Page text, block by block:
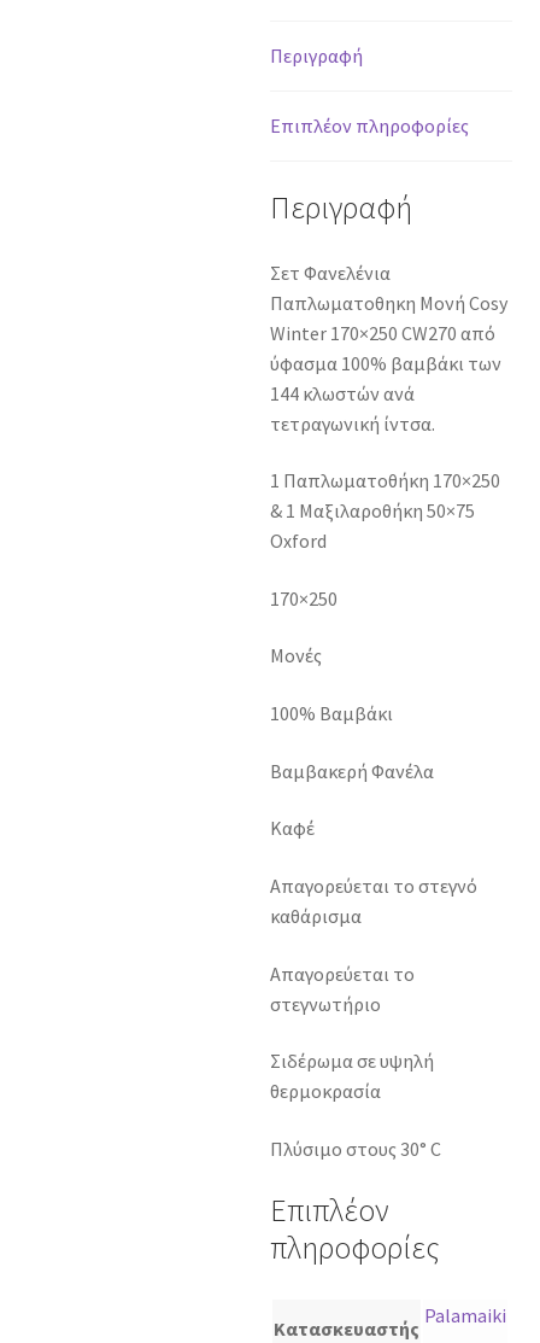
Περιγραφή
Επιπλέον πληροφορίες
Περιγραφή
Σετ Φανελένια
Παπλωματοθηκη Μονή Cosy
Winter 170×250 CW270 από
ύφασμα 100% βαμβάκι των
144 κλωστών ανά
τετραγωνική ίντσα.
1 Παπλωματοθήκη 170×250
& 1 Μαξιλαροθήκη 50×75
Oxford
170×250
Μονές
100% Βαμβάκι
Βαμβακερή Φανέλα
Καφέ
Απαγορεύεται το στεγνό
καθάρισμα
Απαγορεύεται το
στεγνωτήριο
Σιδέρωμα σε υψηλή
θερμοκρασία
Πλύσιμο στους 30° C
Επιπλέον
πληροφορίες
Κατασκευαστής
Palamaiki